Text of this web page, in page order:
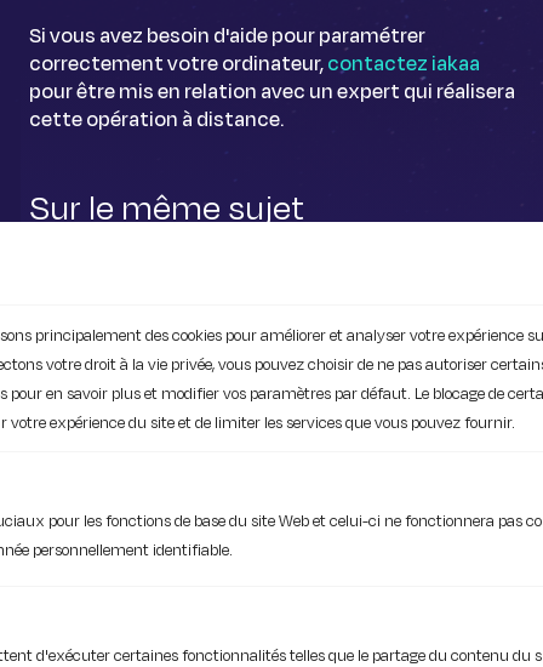
principalement des cookies pour améliorer et analyser votre expérience
votre droit à la vie privée, vous pouvez choisir de ne pas autoriser
en savoir plus et modifier vos paramètres par défaut. Le blocage de
expérience du site et de limiter les services que vous pouvez fournir.
pour les fonctions de base du site Web et celui-ci ne fonctionnera pas
personnellement identifiable.
d'exécuter certaines fonctionnalités telles que le partage du contenu du
Si vous avez besoin d'aide pour paramétrer
correctement votre ordinateur,contactez iakaa
pour être mis en relation avec un expert qui réalisera
cette opération à distance.
Sur le même sujet